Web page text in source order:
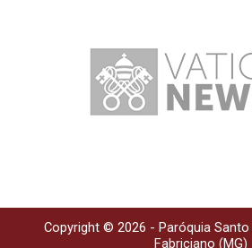
Copyright © 2026 - Paróquia
Fabriciano (MG)